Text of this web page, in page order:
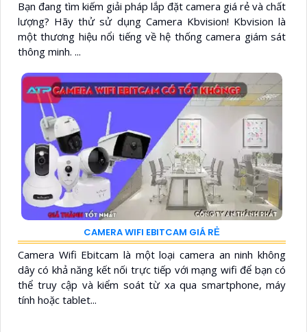
Bạn đang tìm kiếm giải pháp lắp đặt camera giá rẻ và chất
lượng? Hãy thử sử dụng Camera Kbvision! Kbvision là
một thương hiệu nổi tiếng về hệ thống camera giám sát
thông minh. ...
CAMERA WIFI EBITCAM GIÁ RẺ
Camera Wifi Ebitcam là một loại camera an ninh không
dây có khả năng kết nối trực tiếp với mạng wifi để bạn có
thể truy cập và kiểm soát từ xa qua smartphone, máy
tính hoặc tablet...